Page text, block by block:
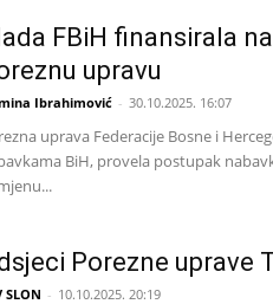
FBiH finansirala
upravu
Ibrahimović - 30.10.2025. 16:07
uprava Federacije Bosne i
BiH, provela postupak
Porezne uprave
SLON - 10.10.2025. 20:19